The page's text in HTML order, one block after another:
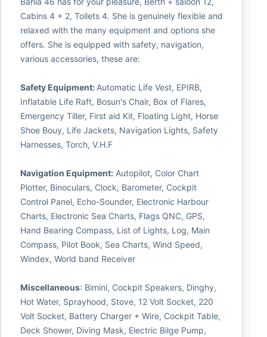
Cabins 4 + 2, Toilets 4. She is genuinely flexible and
relaxed with the many equipment and options she
offers. She is equipped with safety, navigation,
various accessories, these are:
Safety Equipment: Automatic Life Vest, EPIRB,
Inflatable Life Raft, Bosun's Chair, Box of Flares,
Emergency Tiller, First aid Kit, Floating Light, Horse
Shoe Bouy, Life Jackets, Navigation Lights, Safety
Harnesses, Torch, V.H.F
Navigation Equipment:Autopilot, Color Chart
Plotter, Binoculars, Clock, Barometer, Cockpit
Control Panel, Echo-Sounder, Electronic Harbour
Charts, Electronic Sea Charts, Flags QNC, GPS,
Hand Bearing Compass, List of Lights, Log, Main
Compass, Pilot Book, Sea Charts, Wind Speed,
Windex, World band Receiver
Miscellaneous: Bimini, Cockpit Speakers, Dinghy,
Hot Water, Sprayhood, Stove, 12 Volt Socket, 220
Volt Socket, Battery Charger + Wire, Cockpit Table,
Deck Shower, Diving Mask, Electric Bilge Pump,